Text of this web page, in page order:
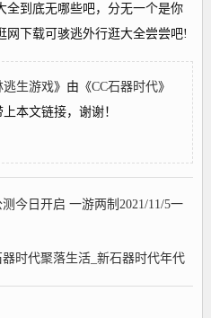
全到底无哪些吧，分无一个是你
网下载可骇逃外行逛大全尝尝吧!
逃生游戏》由《CC石器时代》
本文链接，谢谢！
今日开启 一游两制2021/11/5一
时代聚落生活_新石器时代年代